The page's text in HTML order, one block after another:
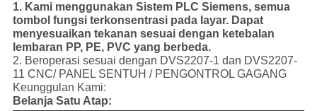
1. Kami menggunakan Sistem PLC Siemens, semua
tombol fungsi terkonsentrasi pada layar. Dapat
menyesuaikan tekanan sesuai dengan ketebalan
lembaran PP, PE, PVC yang berbeda.
2. Beroperasi sesuai dengan DVS2207-1 dan DVS2207-
11 CNC/ PANEL SENTUH / PENGONTROL GAGANG
Keunggulan Kami:
Belanja Satu Atap: